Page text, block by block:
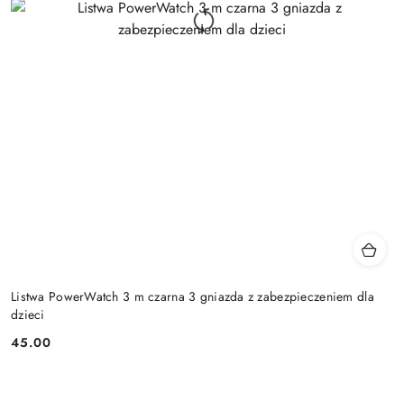
Listwa PowerWatch 3 m czarna 3 gniazda z zabezpieczeniem dla
dzieci
Cena:
45.00